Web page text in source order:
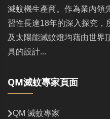
滅蚊機生產商。作為業內領
習性長達18年的深入探究，
及太陽能滅蚊燈均藉由世界
具的設計...
QM滅蚊專家頁面
QM 滅蚊專家